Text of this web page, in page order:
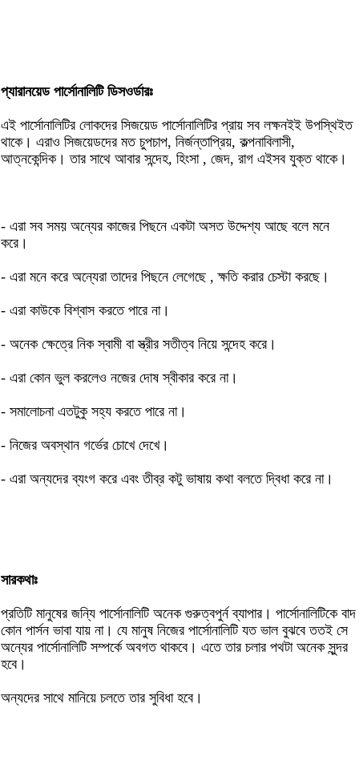
প্যারানয়েড পার্সোনালিটি ডিসওর্ডারঃ
এই পার্সোনালিটির লোকদের সিজয়েড পার্সোনালিটির প্রায় সব লক্ষনইই উপস্থিইত
থাকে। এরাও সিজয়েডদের মত চুপচাপ, নির্জন্তাপ্রিয়, কল্পনাবিলাসী,
আত্নকেন্দিক। তার সাথে আবার সন্দেহ, হিংসা , জেদ, রাগ এইসব যুক্ত থাকে।
- এরা সব সময় অন্যের কাজের পিছনে একটা অসত উদ্দেশ্য আছে বলে মনে
করে।
- এরা মনে করে অন্যেরা তাদের পিছনে লেগেছে , ক্ষতি করার চেস্টা করছে।
- এরা কাউকে বিশ্বাস করতে পারে না।
- অনেক ক্ষেত্রে নিক স্বামী বা স্ত্রীর সতীত্ব নিয়ে সন্দেহ করে।
- এরা কোন ভুল করলেও নজের দোষ স্বীকার করে না।
- সমালোচনা এতটুকু সহ্য করতে পারে না।
- নিজের অবস্থান গর্ভের চোখে দেখে।
- এরা অন্যদের ব্যংগ করে এবং তীব্র কটু ভাষায় কথা বলতে দ্বিধা করে না।
সারকথাঃ
প্রতিটি মানুষের জন্যি পার্সোনালিটি অনেক গুরুত্বপুর্ন ব্যাপার। পার্সোনালিটিকে বাদ
কোন পার্সন ভাবা যায় না। যে মানুষ নিজের পার্সোনালিটি যত ভাল বুঝবে ততই সে
অন্যের পার্সোনালিটি সম্পর্কে অবগত থাকবে। এতে তার চলার পথটা অনেক সুন্দর
হবে।
অন্যদের সাথে মানিয়ে চলতে তার সুবিধা হবে।